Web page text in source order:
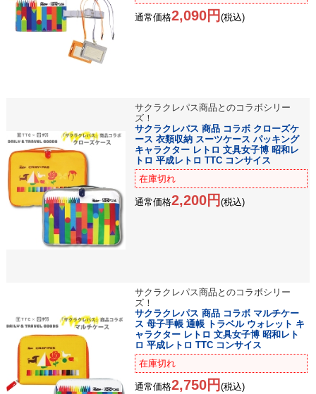
通常価格2,090円 (税込)
サクラクレパス商品とのコラボシリー
ズ！
サクラクレパス 商品 コラボ クローズケ
ース 衣類収納 スーツケース パッキング
キャラクター レトロ 文具女子博 昭和レ
トロ 平成レトロ TTC コンサイス
在庫切れ
通常価格2,200円 (税込)
サクラクレパス商品とのコラボシリー
ズ！
サクラクレパス 商品 コラボ マルチケー
ス 母子手帳 通帳 トラベル ウォレット キ
ャラクター レトロ 文具女子博 昭和レト
ロ 平成レトロ TTC コンサイス
在庫切れ
通常価格2,750円 (税込)